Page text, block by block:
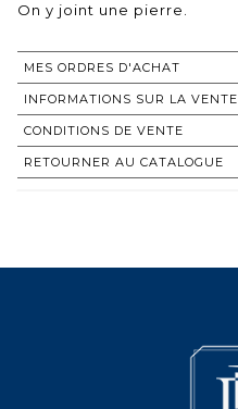
MES ORDRES D'ACHAT
INFORMATIONS SUR LA VENTE
CONDITIONS DE VENTE
RETOURNER AU CATALOGUE